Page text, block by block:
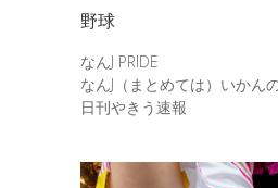
野球
なんJ PRIDE
なんJ（まとめては）いかん
日刊やきう速報